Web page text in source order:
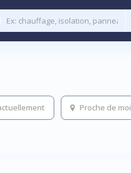
Proche de moi